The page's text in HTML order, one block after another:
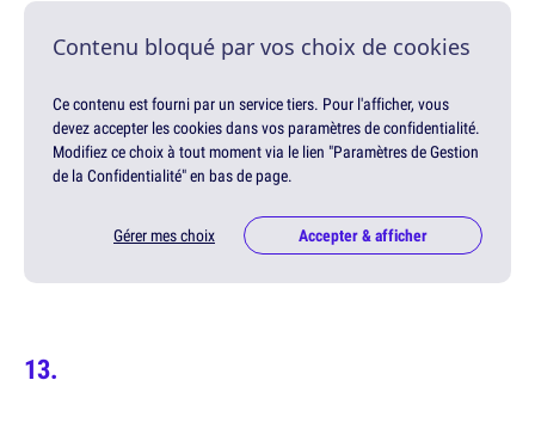
Contenu bloqué par vos choix de cookies
Ce contenu est fourni par un service tiers. Pour l'afficher, vous
devez accepter les cookies dans vos paramètres de confidentialité.
Modifiez ce choix à tout moment via le lien "Paramètres de Gestion
de la Confidentialité" en bas de page.
Gérer mes choix Accepter & afficher